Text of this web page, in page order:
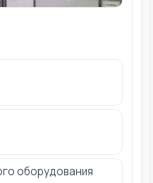
оборудования